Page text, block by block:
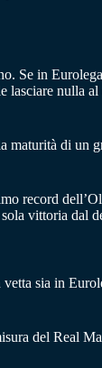
Se in
lasciare nulla
maturità di un
record
vittoria dal
sia in
del Real